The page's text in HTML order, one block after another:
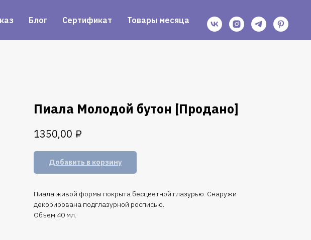
Блог Сертификат Товары месяца
Пиала Молодой бутон [Продано]
1350,00 ₽
Добавить в корзину
Пиала живой формы покрыта бесцветной глазурью. Снаружи
декорирована подглазурной росписью.
Объем 40 мл.